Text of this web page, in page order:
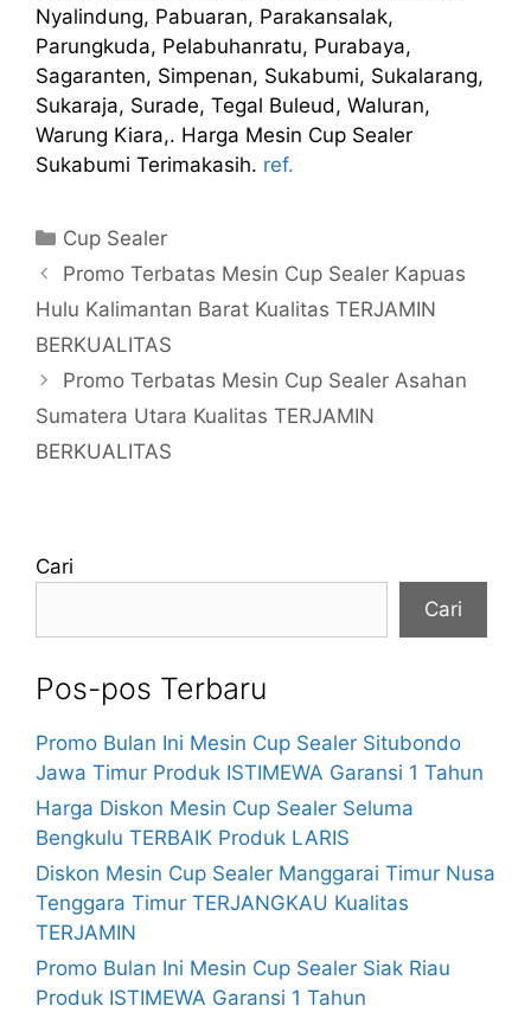
Nyalindung, Pabuaran, Parakansalak,
Parungkuda, Pelabuhanratu, Purabaya,
Sagaranten, Simpenan, Sukabumi, Sukalarang,
Sukaraja, Surade, Tegal Buleud, Waluran,
Warung Kiara,. Harga Mesin Cup Sealer
Sukabumi Terimakasih. ref.
Kategori
Cup Sealer
Promo Terbatas Mesin Cup Sealer Kapuas
Hulu Kalimantan Barat Kualitas TERJAMIN
BERKUALITAS
Promo Terbatas Mesin Cup Sealer Asahan
Sumatera Utara Kualitas TERJAMIN
BERKUALITAS
Cari
Cari
Pos-pos Terbaru
Promo Bulan Ini Mesin Cup Sealer Situbondo
Jawa Timur Produk ISTIMEWA Garansi 1 Tahun
Harga Diskon Mesin Cup Sealer Seluma
Bengkulu TERBAIK Produk LARIS
Diskon Mesin Cup Sealer Manggarai Timur Nusa
Tenggara Timur TERJANGKAU Kualitas
TERJAMIN
Promo Bulan Ini Mesin Cup Sealer Siak Riau
Produk ISTIMEWA Garansi 1 Tahun